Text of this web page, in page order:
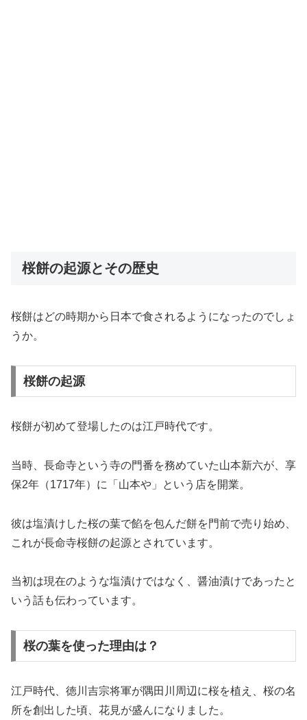
桜餅の起源とその歴史
桜餅はどの時期から日本で食されるようになったのでしょ
うか。
桜餅の起源
桜餅が初めて登場したのは江戸時代です。
当時、長命寺という寺の門番を務めていた山本新六が、享
保2年（1717年）に「山本や」という店を開業。
彼は塩漬けした桜の葉で餡を包んだ餅を門前で売り始め、
これが長命寺桜餅の起源とされています。
当初は現在のような塩漬けではなく、醤油漬けであったと
いう話も伝わっています。
桜の葉を使った理由は？
江戸時代、徳川吉宗将軍が隅田川周辺に桜を植え、桜の名
所を創出した頃、花見が盛んになりました。